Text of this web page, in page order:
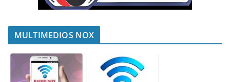
MULTIMEDIOS NOX